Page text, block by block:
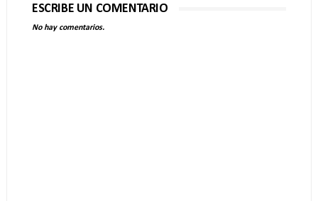
ESCRIBE UN COMENTARIO
No hay comentarios.